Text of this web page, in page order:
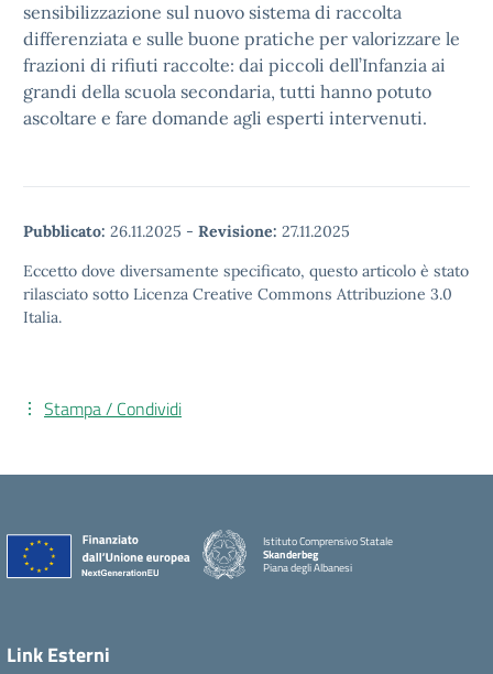
sensibilizzazione sul nuovo sistema di raccolta
differenziata e sulle buone pratiche per valorizzare le
frazioni di rifiuti raccolte: dai piccoli dell’Infanzia ai
grandi della scuola secondaria, tutti hanno potuto
ascoltare e fare domande agli esperti intervenuti.
Pubblicato: 26.11.2025 - Revisione: 27.11.2025
Eccetto dove diversamente specificato, questo articolo è stato
rilasciato sotto Licenza Creative Commons Attribuzione 3.0
Italia.
Stampa / Condividi
Istituto Comprensivo Statale
Skanderbeg
Piana degli Albanesi
Link Esterni